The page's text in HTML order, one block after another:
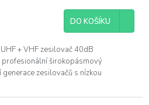
DO KOŠÍKU
+ VHF zesilovač 40dB
profesionální širokopásmový
zesilovačů s nízkou